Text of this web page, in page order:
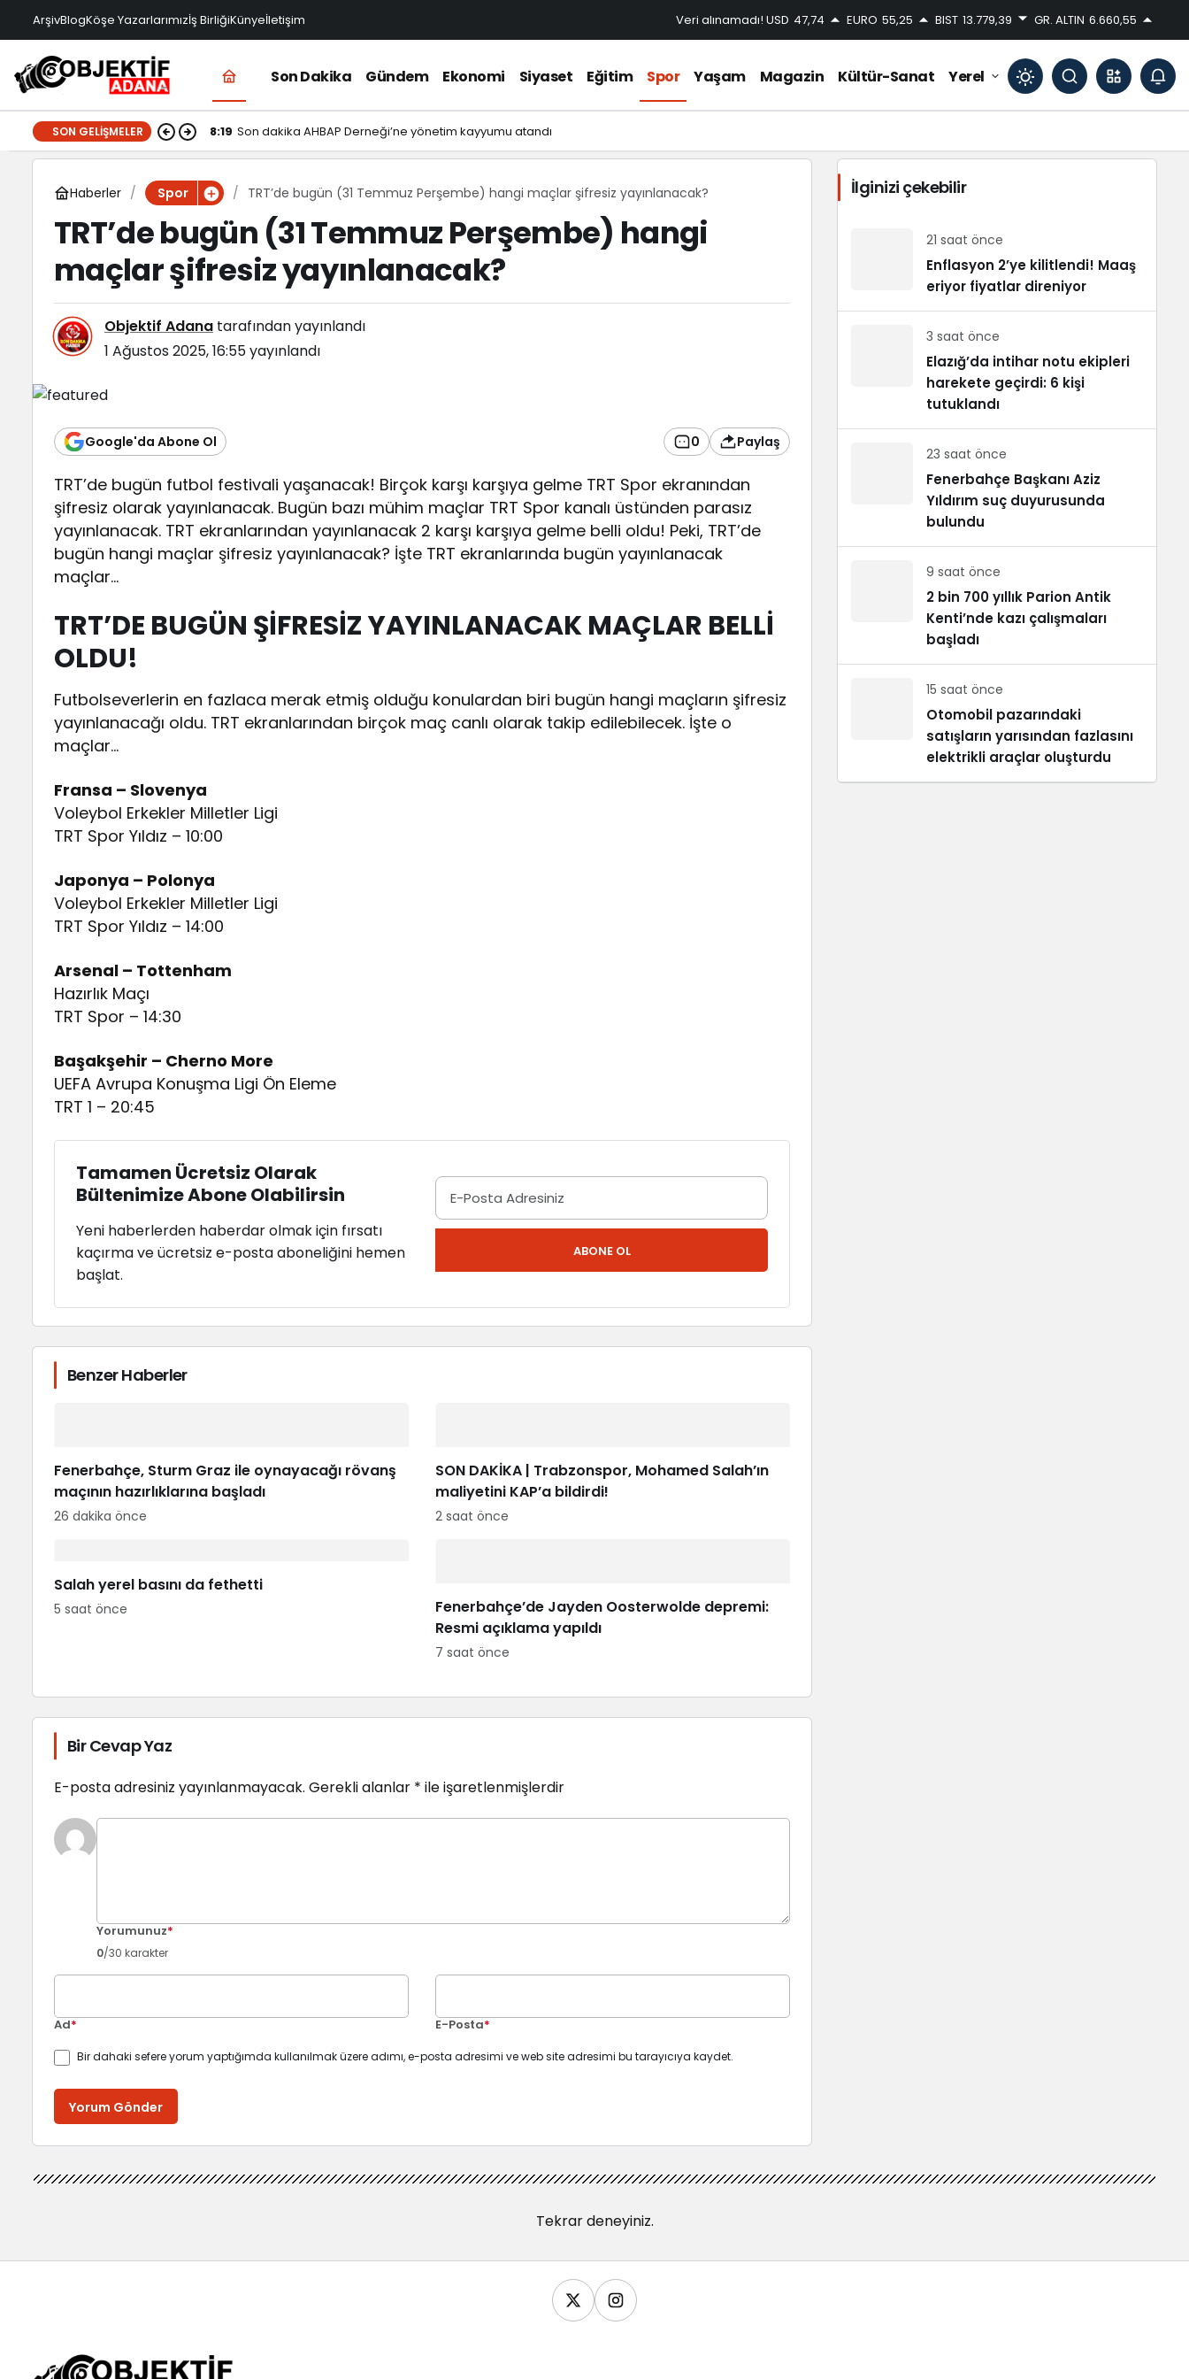
ArşivBlogKöşe Yazarlarımızİş BirliğiKünyeİletişim Veri alınamadı! USD 47,74 EURO 55,25 BIST 13.779,39 GR. ALTIN 6.660,55
Son Dakika Gündem Ekonomi Siyaset Eğitim Spor Yaşam Magazin Kültür-Sanat Yerel
Mod
değiştir
Gündüz modunu seçin.
Sistem modunu seçin.
SON GELIŞMELER 8:19 Son dakika AHBAP Derneği’ne yönetim kayyumu atandı
Haberler Spor TRT’de bugün (31 Temmuz Perşembe) hangi maçlar şifresiz yayınlanacak?
TRT’de bugün (31 Temmuz Perşembe) hangi
maçlar şifresiz yayınlanacak?
Objektif Adana tarafından yayınlandı
1 Ağustos 2025, 16:55yayınlandı
Google'da Abone Ol 0 Paylaş
TRT’de bugün futbol festivali yaşanacak! Birçok karşı karşıya gelme TRT Spor ekranından
şifresiz olarak yayınlanacak. Bugün bazı mühim maçlar TRT Spor kanalı üstünden parasız
yayınlanacak. TRT ekranlarından yayınlanacak 2 karşı karşıya gelme belli oldu! Peki, TRT’de
bugün hangi maçlar şifresiz yayınlanacak? İşte TRT ekranlarında bugün yayınlanacak
maçlar…
TRT’DE BUGÜN ŞİFRESİZ YAYINLANACAK MAÇLAR BELLİ
OLDU!
Futbolseverlerin en fazlaca merak etmiş olduğu konulardan biri bugün hangi maçların şifresiz
yayınlanacağı oldu. TRT ekranlarından birçok maç canlı olarak takip edilebilecek. İşte o
maçlar…
Fransa – Slovenya
Voleybol Erkekler Milletler Ligi
TRT Spor Yıldız – 10:00
Japonya – Polonya
Voleybol Erkekler Milletler Ligi
TRT Spor Yıldız – 14:00
Arsenal – Tottenham
Hazırlık Maçı
TRT Spor – 14:30
Başakşehir – Cherno More
UEFA Avrupa Konuşma Ligi Ön Eleme
TRT 1 – 20:45
Tamamen Ücretsiz Olarak
Bültenimize Abone Olabilirsin
Yeni haberlerden haberdar olmak için fırsatı
kaçırma ve ücretsiz e-posta aboneliğini hemen
başlat.
ABONE OL
Benzer Haberler
Fenerbahçe, Sturm Graz ile oynayacağı rövanş
maçının hazırlıklarına başladı
26 dakika önce
SON DAKİKA | Trabzonspor, Mohamed Salah’ın
maliyetini KAP’a bildirdi!
2 saat önce
Salah yerel basını da fethetti
5 saat önce
Fenerbahçe’de Jayden Oosterwolde depremi:
Resmi açıklama yapıldı
7 saat önce
Bir Cevap Yaz
E-posta adresiniz yayınlanmayacak. Gerekli alanlar * ile işaretlenmişlerdir
Yorumunuz*
0/30 karakter
Ad* E-Posta*
Bir dahaki sefere yorum yaptığımda kullanılmak üzere adımı, e-posta adresimi ve web site adresimi bu tarayıcıya kaydet.
Yorum Gönder
İlginizi çekebilir
21 saat önce
Enflasyon 2’ye kilitlendi! Maaş
eriyor fiyatlar direniyor
3 saat önce
Elazığ’da intihar notu ekipleri
harekete geçirdi: 6 kişi
tutuklandı
23 saat önce
Fenerbahçe Başkanı Aziz
Yıldırım suç duyurusunda
bulundu
9 saat önce
2 bin 700 yıllık Parion Antik
Kenti’nde kazı çalışmaları
başladı
15 saat önce
Otomobil pazarındaki
satışların yarısından fazlasını
elektrikli araçlar oluşturdu
Tekrar deneyiniz.